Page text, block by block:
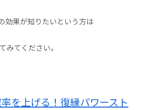
効果が知りたいという方は
みてください。
を上げる！復縁パワースト